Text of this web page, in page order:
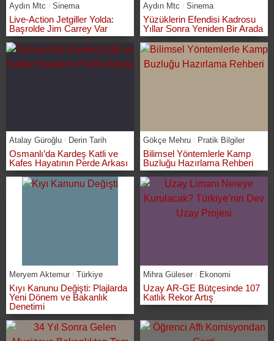
Aydın Mtc Sinema
Live-Action Jetgiller Yolda:
Başrolde Jim Carrey Var
Aydın Mtc Sinema
Yüzüklerin Efendisi Kadrosu
Yıllar Sonra Yeniden Bir Arada
Atalay Güroğlu Derin Tarih
Osmanlı’da Kardeş Katli ve
Kafes Hayatının Perde Arkası
Gökçe Mehru Pratik Bilgiler
Bilimsel Yöntemlerle Kamp
Buzluğu Hazırlama Rehberi
Meryem Aktemur Türkiye
Kıyı Kanunu Değişti: Plajlarda
Yeni Dönem ve Bakanlık
Denetimi
Mihra Güleser Ekonomi
Uzay AR-GE Bütçesinde 107
Katlık Rekor Artış